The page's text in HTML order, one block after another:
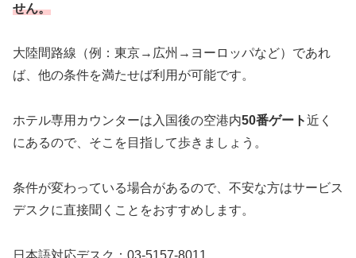
せん。
大陸間路線（例：東京→広州→ヨーロッパなど）であれ
ば、他の条件を満たせば利用が可能です。
ホテル専用カウンターは入国後の空港内50番ゲート近く
にあるので、そこを目指して歩きましょう。
条件が変わっている場合があるので、不安な方はサービス
デスクに直接聞くことをおすすめします。
日本語対応デスク：03-5157-8011